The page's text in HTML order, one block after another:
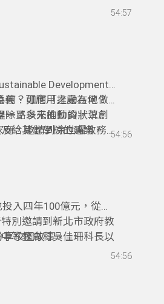
54:57
Development
義、可應用之處為何？
一路以來推動的狀況？
何？如何「推動在地做
除了多元的師資，草創
給其他學校的建議。
，邀請到凃世曜教務 54:56
入四年100億元，從國
別邀請到新北市政府教
等教育科吳佳珊科長以
台灣的雙語教育的地方
式呢？今天的精彩內容
享校園故事。
54:56